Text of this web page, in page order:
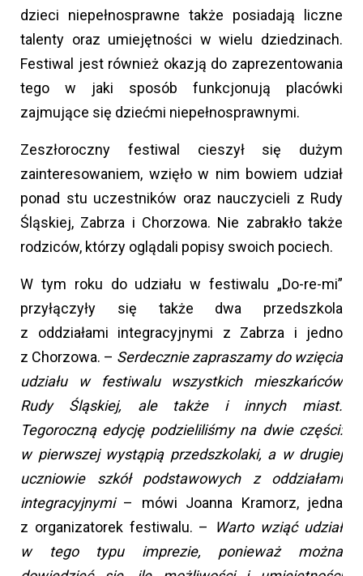
dzieci niepełnosprawne także posiadają liczne
talenty oraz umiejętności w wielu dziedzinach.
Festiwal jest również okazją do zaprezentowania
tego w jaki sposób funkcjonują placówki
zajmujące się dziećmi niepełnosprawnymi.
Zeszłoroczny festiwal cieszył się dużym
zainteresowaniem, wzięło w nim bowiem udział
ponad stu uczestników oraz nauczycieli z Rudy
Śląskiej, Zabrza i Chorzowa. Nie zabrakło także
rodziców, którzy oglądali popisy swoich pociech.
W tym roku do udziału w festiwalu „Do-re-mi”
przyłączyły się także dwa przedszkola
z oddziałami integracyjnymi z Zabrza i jedno
z Chorzowa. – Serdecznie zapraszamy do wzięcia
udziału w festiwalu wszystkich mieszkańców
Rudy Śląskiej, ale także i innych miast.
Tegoroczną edycję podzieliliśmy na dwie części:
w pierwszej wystąpią przedszkolaki, a w drugiej
uczniowie szkół podstawowych z oddziałami
integracyjnymi – mówi Joanna Kramorz, jedna
z organizatorek festiwalu. –
Warto wziąć udział
w tego typu imprezie, ponieważ można